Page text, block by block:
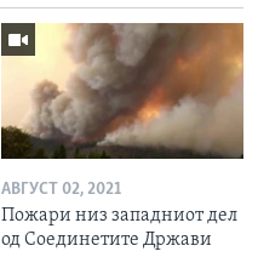
АВГУСТ 02, 2021
Пожари низ западниот дел
од Соединетите Држави